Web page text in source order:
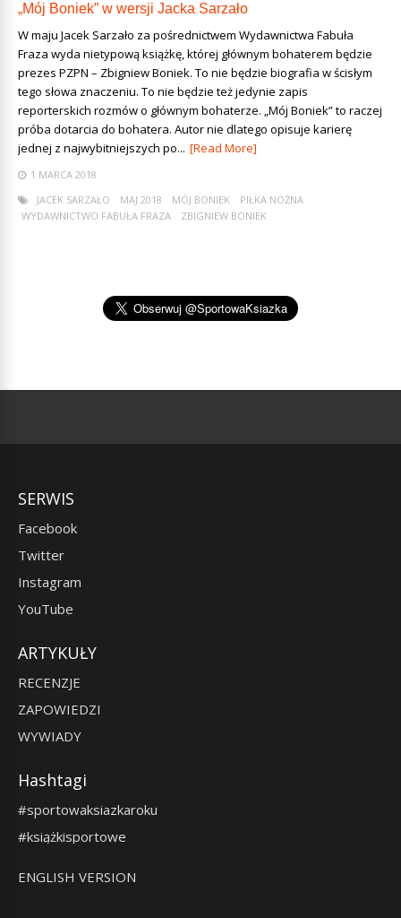
„Mój Boniek” w wersji Jacka Sarzało
W maju Jacek Sarzało za pośrednictwem Wydawnictwa Fabuła
Fraza wyda nietypową książkę, której głównym bohaterem będzie
prezes PZPN – Zbigniew Boniek. To nie będzie biografia w ścisłym
tego słowa znaczeniu. To nie będzie też jedynie zapis
reporterskich rozmów o głównym bohaterze. „Mój Boniek” to raczej
próba dotarcia do bohatera. Autor nie dlatego opisuje karierę
jednej z najwybitniejszych po... [Read More]
1 MARCA 2018
JACEK SARZAŁO
MAJ 2018 MÓJ BONIEK
PIŁKA NOŻNA
WYDAWNICTWO FABUŁA FRAZA
ZBIGNIEW BONIEK
SERWIS
Facebook
Twitter
Instagram
YouTube
ARTYKUŁY
RECENZJE
ZAPOWIEDZI
WYWIADY
Hashtagi
#sportowaksiazkaroku
#książkisportowe
ENGLISH VERSION